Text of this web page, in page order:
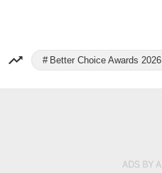
Better Choice Awards 2026